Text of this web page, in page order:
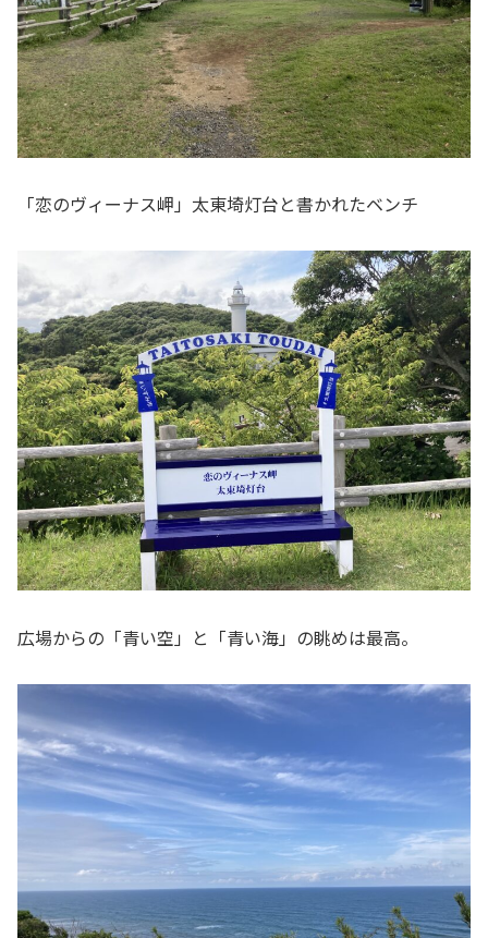
「恋のヴィーナス岬」太東埼灯台と書かれたベンチ
広場からの「青い空」と「青い海」の眺めは最高。